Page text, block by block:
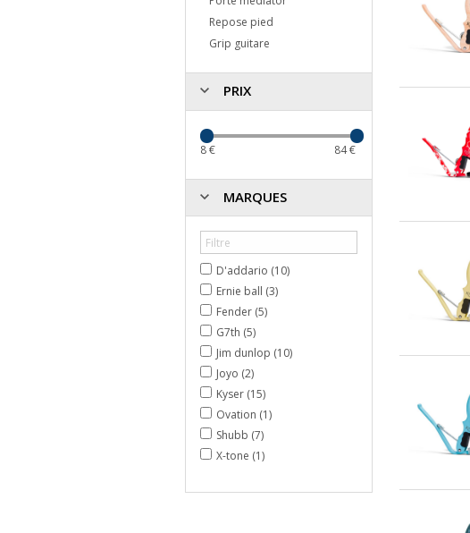
Repose pied
Grip guitare
PRIX
8€ 84€
MARQUES
D'addario (10)
Ernie ball (3)
Fender (5)
G7th (5)
Jim dunlop (10)
Joyo (2)
Kyser (15)
Ovation (1)
Shubb (7)
X-tone (1)